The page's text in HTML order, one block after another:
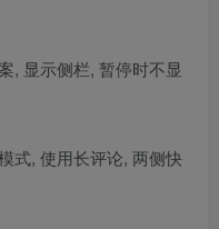
, 显示侧栏, 暂停时不显
式, 使用长评论, 两侧快